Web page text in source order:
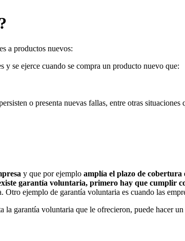
a productos nuevos:
y se ejerce cuando se compra un producto nuevo que:
o presenta nuevas fallas, entre otras
y que por ejemplo amplía el plazo de cobertura
garantía voluntaria, primero hay que cumplir
Otro ejemplo de garantía voluntaria es cuando las
la garantía voluntaria que le ofrecieron, puede hacer